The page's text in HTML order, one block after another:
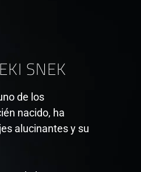
SNEK
de los
nacido, ha
alucinantes y su